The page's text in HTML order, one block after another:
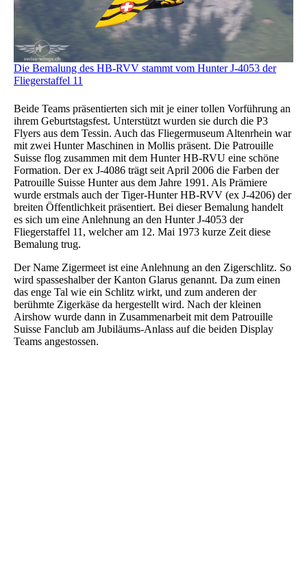
Die Bemalung des HB-RVV stammt vom Hunter J-4053 der
Fliegerstaffel 11
Beide Teams präsentierten sich mit je einer tollen Vorführung an
ihrem Geburtstagsfest. Unterstützt wurden sie durch die P3
Flyers aus dem Tessin. Auch das Fliegermuseum Altenrhein war
mit zwei Hunter Maschinen in Mollis präsent. Die Patrouille
Suisse flog zusammen mit dem Hunter HB-RVU eine schöne
Formation. Der ex J-4086 trägt seit April 2006 die Farben der
Patrouille Suisse Hunter aus dem Jahre 1991. Als Prämiere
wurde erstmals auch der Tiger-Hunter HB-RVV (ex J-4206) der
breiten Öffentlichkeit präsentiert. Bei dieser Bemalung handelt
es sich um eine Anlehnung an den Hunter J-4053 der
Fliegerstaffel 11, welcher am 12. Mai 1973 kurze Zeit diese
Bemalung trug.
Der Name Zigermeet ist eine Anlehnung an den Zigerschlitz. So
wird spasseshalber der Kanton Glarus genannt. Da zum einen
das enge Tal wie ein Schlitz wirkt, und zum anderen der
berühmte Zigerkäse da hergestellt wird. Nach der kleinen
Airshow wurde dann in Zusammenarbeit mit dem Patrouille
Suisse Fanclub am Jubiläums-Anlass auf die beiden Display
Teams angestossen.